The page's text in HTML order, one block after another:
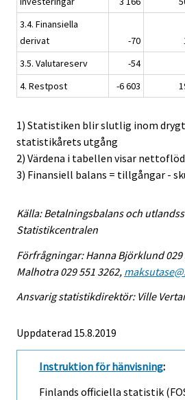
3.4. Finansiella
derivat
-70
3.5. Valutareserv
-54
4. Restpost
-6 603
1) Statistiken blir slutlig inom
statistikårets utgång
2) Värdena i tabellen visar
3) Finansiell balans = tillgångar -
Källa: Betalningsbalans och
Statistikcentralen
Förfrågningar: Hanna Björklund 029
Malhotra 029 551 3262,
Ansvarig statistikdirektör: Ville
Uppdaterad 15.8.2019
Instruktion för hänvisning:
Finlands officiella statistik